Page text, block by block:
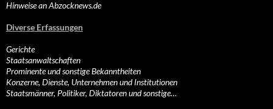
Hinweise an Abzocknews.de
Diverse Erfassungen
Gerichte
Staatsanwaltschaften
Prominente und sonstige Bekanntheiten
Konzerne, Dienste, Unternehmen und Institutionen
Staatsmänner, Politiker, Diktatoren und sonstige…